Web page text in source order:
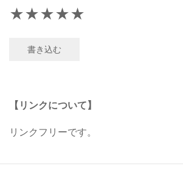
★
★
★
★
★
書き込む
【リンクについて】
リンクフリーです。